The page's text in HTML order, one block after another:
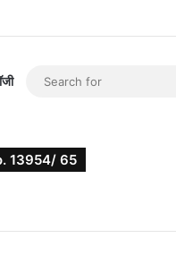
13954/ 65